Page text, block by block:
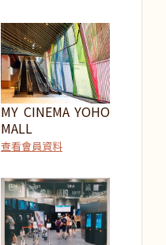
MY CINEMA YOHO
MALL
查看會員資料